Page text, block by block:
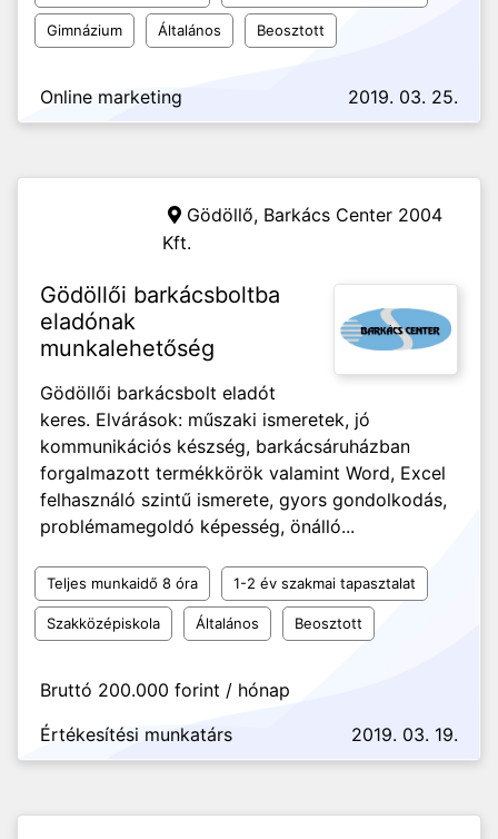
Gimnázium Általános Beosztott
Online marketing 2019. 03. 25.
Gödöllő, Barkács Center 2004
Kft.
Gödöllői barkácsboltba
eladónak
munkalehetőség
Gödöllői barkácsbolt eladót
keres. Elvárások: műszaki ismeretek, jó
kommunikációs készség, barkácsáruházban
forgalmazott termékkörök valamint Word, Excel
felhasználó szintű ismerete, gyors gondolkodás,
problémamegoldó képesség, önálló...
Teljes munkaidő 8 óra 1-2 év szakmai tapasztalat
Szakközépiskola Általános Beosztott
Bruttó 200.000 forint / hónap
Értékesítési munkatárs
2019. 03. 19.